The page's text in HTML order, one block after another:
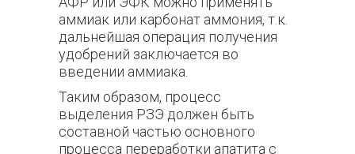
аммиак или карбонат аммония, т.к.
дальнейшая операция получения
удобрений заключается во
введении аммиака.
Таким образом, процесс
выделения РЗЭ должен быть
составной частью основного
процесса переработки апатита с